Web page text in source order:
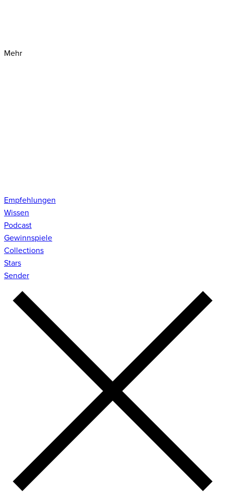
Mehr
Empfehlungen
Wissen
Podcast
Gewinnspiele
Collections
Stars
Sender